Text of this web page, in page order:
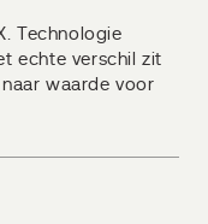
Technologie
echte verschil zit
waarde voor